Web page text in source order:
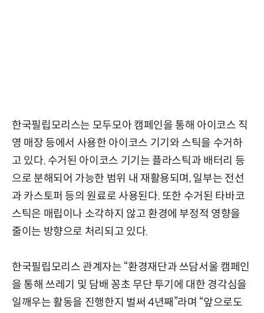
한국필립모리스는 모두모아 캠페인을 통해 아이코스 직
영 매장 등에서 사용한 아이코스 기기와 스틱을 수거하
고 있다. 수거된 아이코스 기기는 플라스틱과 배터리 등
으로 분해되어 가능한 범위 내 재활용되며, 일부는 전선
과 카스토퍼 등의 원료로 사용된다. 또한 수거된 타바코
스틱은 매립이나 소각하지 않고 환경에 부정적 영향을
줄이는 방향으로 처리되고 있다.
한국필립모리스 관계자는 “환경재단과 쓰담서울 캠페인
을 통해 쓰레기 및 담배 꽁초 무단 투기에 대한 경각심을
일깨우는 활동을 진행한지 벌써 4년째”라며 “앞으로도